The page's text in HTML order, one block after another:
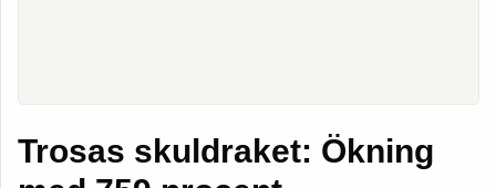
Trosas skuldraket: Ökning